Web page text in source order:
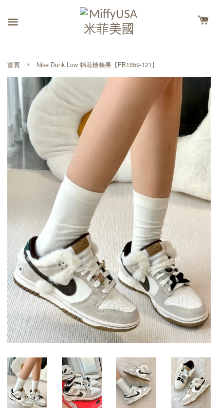
首頁 › Nike Dunk Low 棉花糖榛果【FB1859-121】